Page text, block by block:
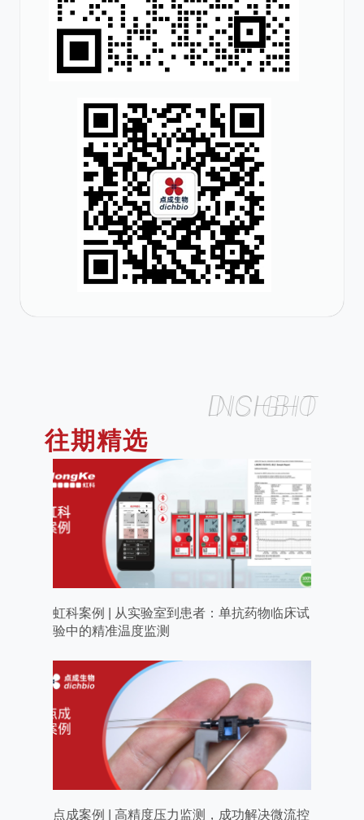
往期精选
DICHBIO INSIGHT
虹科案例 | 从实验室到患者：单抗药物临床试
验中的精准温度监测
点成案例 | 高精度压力监测，成功解决微流控